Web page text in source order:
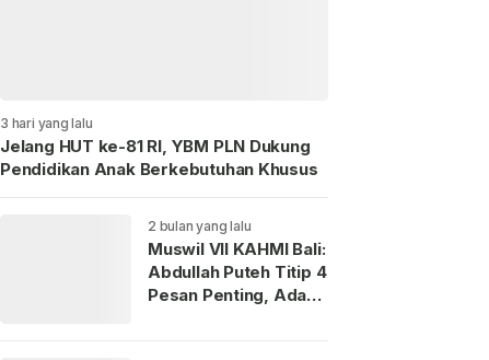
3 hari yang lalu
Jelang HUT ke-81 RI, YBM PLN Dukung
Pendidikan Anak Berkebutuhan Khusus
2 bulan yang lalu
Muswil VII KAHMI Bali:
Abdullah Puteh Titip 4
Pesan Penting, Ada